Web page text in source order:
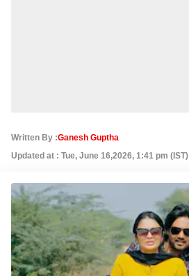
Written By :Ganesh Guptha
Updated at : Tue, June 16,2026, 1:41 pm (IST)